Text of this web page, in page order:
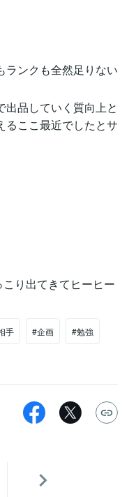
ランクも全然足りない
品していく質向上と
るここ最近でしたとサ
り出てきてヒーヒー
手 #企画 #勉強